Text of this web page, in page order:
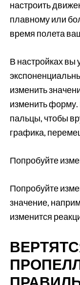
настроить
плавному или
время полета
В настройках вы
изменить
изменить
пальцы, чтобы
графика,
Попробуйте
Попробуйте
значение,
изменится